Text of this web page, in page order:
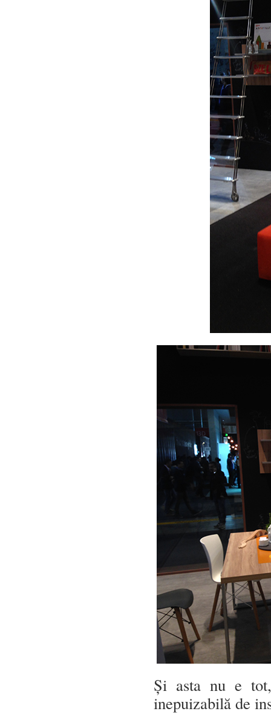
Și asta nu e
inepuizabilă de